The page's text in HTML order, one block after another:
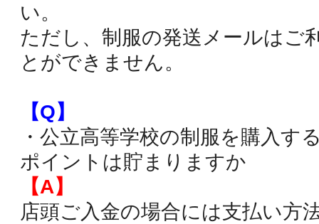
い。
ただし、制服の発送メールはご
とができません。
【Q】
・公立高等学校の制服を購入す
ポイントは貯まりますか
【A】
店頭ご入金の場合には支払い方